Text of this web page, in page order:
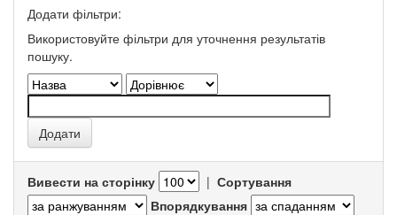
Додати фільтри:
Використовуйте фільтри для уточнення результатів
пошуку.
Вивести на сторінку | Сортування
Впорядкування